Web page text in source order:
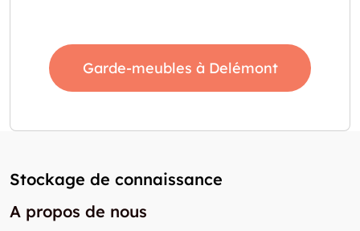
Garde-meubles à Delémont
Stockage de connaissance
A propos de nous